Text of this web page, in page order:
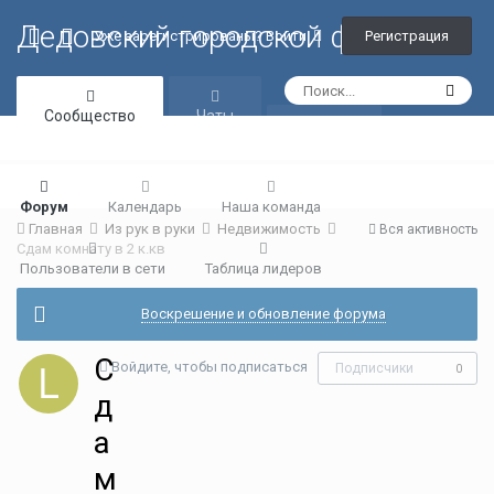
Дедовский городской форум
Уже зарегистрированы? Войти Регистрация
Сообщество
Форум Календарь Наша команда
Пользователи в сети Таблица лидеров
Чаты
Вся активность
Главная Из рук в руки
Недвижимость
Сдам комнату в 2 к.кв
Воскрешение и обновление форума
Войдите, чтобы подписаться Подписчики 0
С
д
а
м